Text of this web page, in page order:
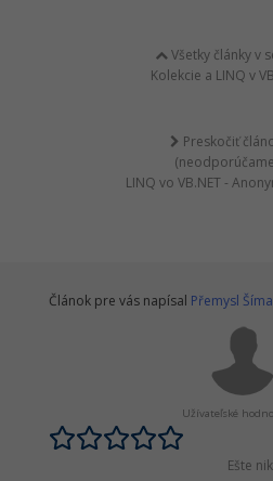
Všetky články v
Kolekcie a LINQ v
Preskočiť
LINQ vo VB.NET -
Článok pre vás napísal Přemysl Šíma
Užívateľské
Ešte